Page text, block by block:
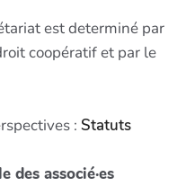
est determiné par
coopératif et par le
: Statuts
des associé·es